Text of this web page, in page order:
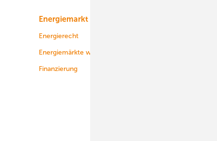
Energiemarkt
Energierecht
Energiemärkte weltweit
Finanzierung